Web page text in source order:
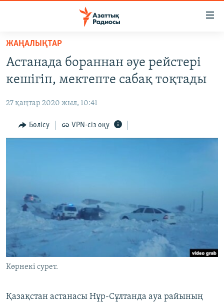
Skip
main
content
to
Navigation
Skip
ҚАҢТАР ОҚИҒАСЫ
АДАМ ҚҰҚЫҚТАРЫ
Русский
ЖАҢАЛЫҚТАР
Астанада бораннан әуе рейстері
кешігіп, мектепте сабақ тоқтады
27 қаңтар 2020 жыл, 10:41
Бөлісу VPN-сіз оқу
Көрнекі сурет.
Қазақстан астанасы Нұр-Сұлтанда ауа райының